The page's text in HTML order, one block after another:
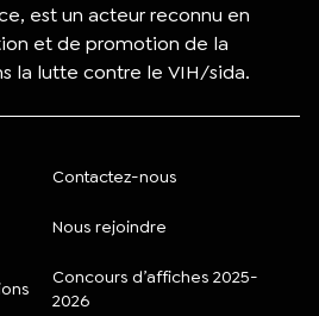
est un acteur reconnu en
et de promotion de la
la lutte contre le VIH/sida.
Contactez-nous
Nous rejoindre
Concours d’affiches 2025-
2026